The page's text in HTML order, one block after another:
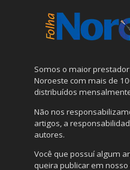
Somos o maior
Noroeste com mais de
distribuídos
Não nos
artigos, a
autores.
Você que possuí algum
queira publicar em